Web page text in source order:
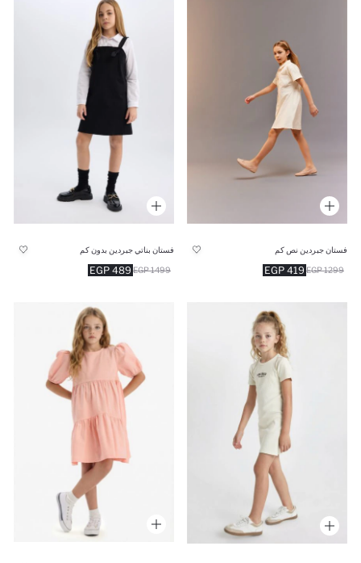
فستان جبردين نص كم
419 EGP 1299 EGP
فستان بناتي جبردين بدون كم
489 EGP 1499 EGP